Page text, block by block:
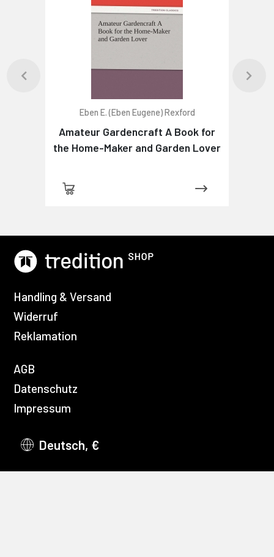
Eben E. (Eben Eugene) Rexford
Amateur Gardencraft A Book for
the Home-Maker and Garden Lover
Handling & Versand
Widerruf
Reklamation
AGB
Datenschutz
Impressum
Deutsch, €